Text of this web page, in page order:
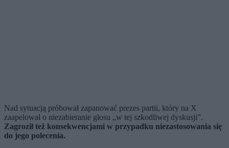
Nad sytuacją próbował zapanować prezes partii, który na X
zaapelował o niezabieranie głosu „w tej szkodliwej dyskusji”.
Zagroził też konsekwencjami w przypadku niezastosowania się
do jego polecenia.